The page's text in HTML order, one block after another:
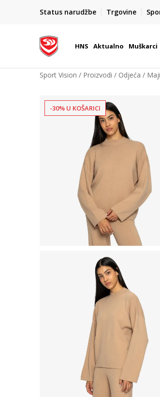
Status narudžbe TrgovineBOX NOW
Dostava 1,50 €
| Više od 800
HNS Aktualno Muškarci
Sport Vision Proizvodi Odjeća
-30% U KOŠARICI